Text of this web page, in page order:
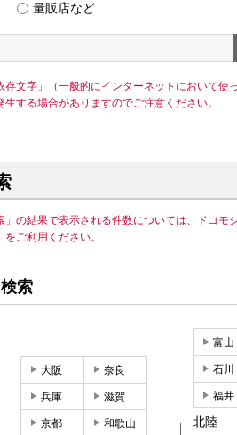
量販店など
存文字」（一般的にインターネットにおいて
する場合がありますのでご注意ください。
」の結果で表示される件数については、ドコ
ご利用ください。
索
富山
石川
福井
北陸
大阪 奈良
兵庫 滋賀
京都 和歌山